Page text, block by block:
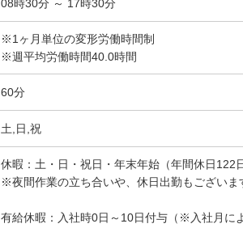
08時30分 ～ 17時30分
※1ヶ月単位の変形労働時間制
※週平均労働時間40.0時間
60分
土,日,祝
休暇：土・日・祝日・年末年始（年間休日122日
※夜間作業の立ち合いや、休日出勤もございま
有給休暇：入社時0日～10日付与（※入社月に